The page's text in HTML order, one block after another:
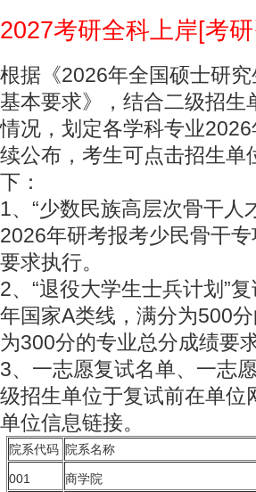
2027考研全科上岸[考
根据《2026年全国硕士研
基本要求》，结合二级招
情况，划定各学科专业
续公布，考生可点击招生
下：
1、“少数民族高层次骨干人
2026年研考报考少民骨干
要求执行。
2、“退役大学生士兵计划”
年国家A类线，满分为500
为300分的专业总分成绩要
3、一志愿复试名单、一志
级招生单位于复试前在单
单位信息链接。
院系代码 院系名称
001 商学院